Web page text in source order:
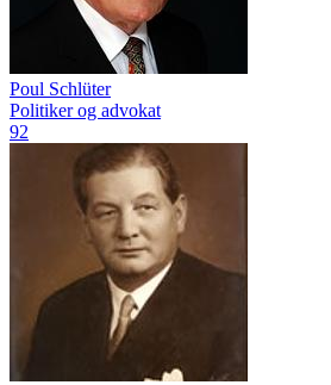
Poul Schlüter
Politiker og advokat
92